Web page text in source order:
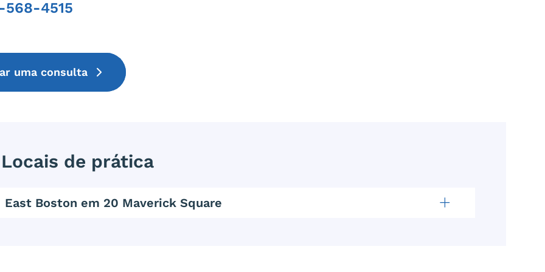
568-4515
Phone
uma consulta
Locais de prática
East Boston em 20 Maverick Square